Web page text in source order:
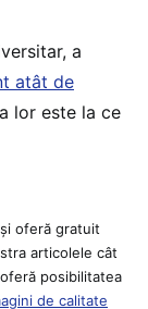
a
atât de
lor este la ce
oferă gratuit
articolele cât
posibilitatea
de calitate